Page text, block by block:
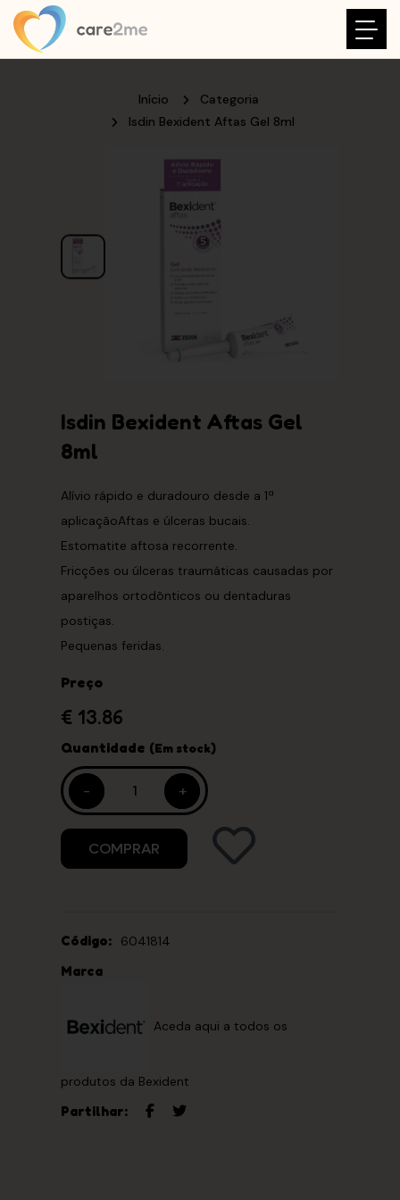
Início
Categoria
Isdin Bexident Aftas Gel 8ml
Isdin Bexident Aftas Gel
8ml
Alívio rápido e duradouro desde a 1ª
aplicaçãoAftas e úlceras bucais.
Estomatite aftosa recorrente.
Fricções ou úlceras traumáticas causadas por
aparelhos ortodônticos ou dentaduras
postiças.
Pequenas feridas.
Preço
€ 13.86
Quantidade (Em stock)
- +
- +
COMPRAR
Código: 6041814
Marca
Aceda aqui a todos os
produtos da Bexident
Partilhar: